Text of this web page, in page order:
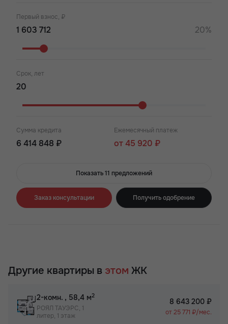
Первый взнос, ₽
20%
Срок, лет
Сумма кредита
6 414 848 ₽
Ежемесячный платеж
от 45 920 ₽
Показать 11 предложений
Заказ консультации Получить одобрение
Другие квартиры в этом ЖК
2-комн. , 58,4 м2
РОЯЛ ТАУЭРС, 1
литер, 1 этаж
8 643 200 ₽
от 25 771 ₽/мес.